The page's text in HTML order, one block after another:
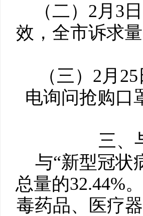
（二）2月3
效，全市诉求
（三）2月25
电询问抢购口
三、
与“新型冠状
总量的32.44%
毒药品、医疗